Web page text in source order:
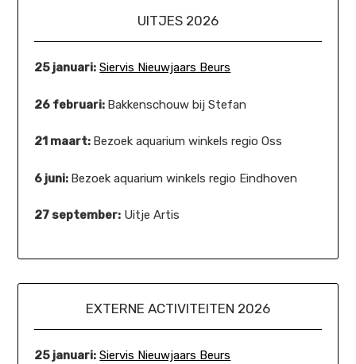
UITJES 2026
25 januari: Siervis Nieuwjaars Beurs
26 februari: Bakkenschouw bij Stefan
21 maart: Bezoek aquarium winkels regio Oss
6 juni: Bezoek aquarium winkels regio Eindhoven
27 september: Uitje Artis
EXTERNE ACTIVITEITEN 2026
25 januari: Siervis Nieuwjaars Beurs